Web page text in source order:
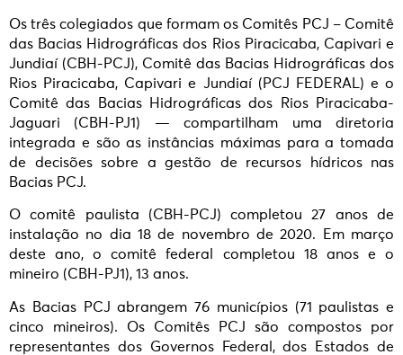
Os três colegiados que formam os Comitês PCJ – Comitê
das Bacias Hidrográficas dos Rios Piracicaba, Capivari e
Jundiaí (CBH-PCJ), Comitê das Bacias Hidrográficas dos
Rios Piracicaba, Capivari e Jundiaí (PCJ FEDERAL) e o
Comitê das Bacias Hidrográficas dos Rios Piracicaba-
Jaguari (CBH-PJ1) — compartilham uma diretoria
integrada e são as instâncias máximas para a tomada
de decisões sobre a gestão de recursos hídricos nas
Bacias PCJ.
O comitê paulista (CBH-PCJ) completou 27 anos de
instalação no dia 18 de novembro de 2020. Em março
deste ano, o comitê federal completou 18 anos e o
mineiro (CBH-PJ1), 13 anos.
As Bacias PCJ abrangem 76 municípios (71 paulistas e
cinco mineiros). Os Comitês PCJ são compostos por
representantes dos Governos Federal, dos Estados de